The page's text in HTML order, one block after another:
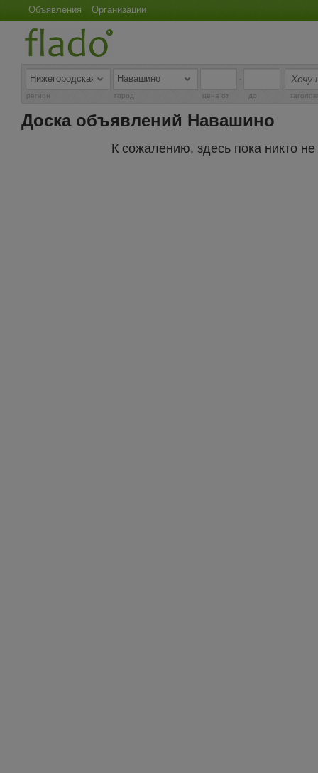
Объявления Организации
-
регион город цена от до
Доска объявлений Навашино
К сожалению, здесь пока никто